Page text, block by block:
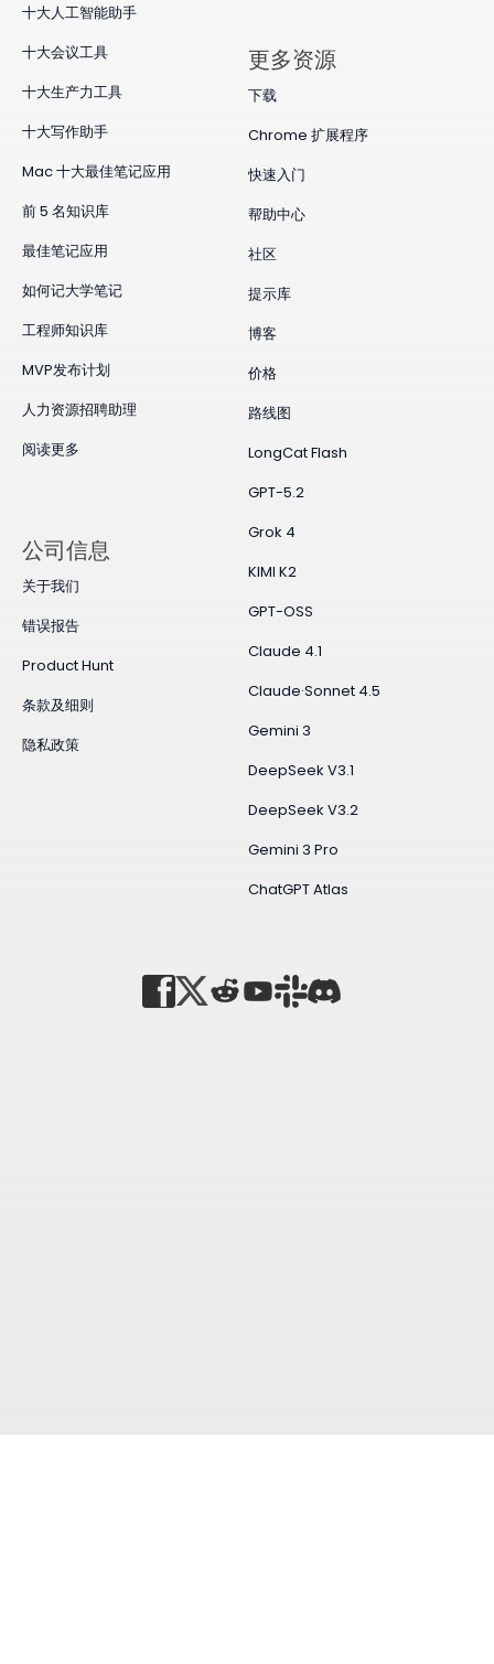
十大人工智能助手
十大会议工具
十大生产力工具
十大写作助手
Mac 十大最佳笔记应用
前 5 名知识库
最佳笔记应用
如何记大学笔记
工程师知识库
MVP发布计划
人力资源招聘助理
阅读更多
更多资源
下载
Chrome 扩展程序
快速入门
帮助中心
社区
提示库
博客
价格
路线图
LongCat Flash
GPT-5.2
Grok 4
KIMI K2
GPT-OSS
Claude 4.1
Claude·Sonnet 4.5
Gemini 3
DeepSeek V3.1
DeepSeek V3.2
Gemini 3 Pro
ChatGPT Atlas
公司信息
关于我们
错误报告
Product Hunt
条款及细则
隐私政策